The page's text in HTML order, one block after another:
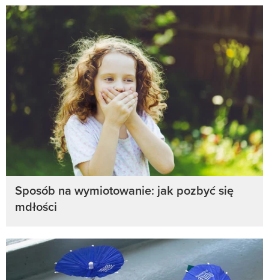
Sposób na wymiotowanie: jak pozbyć się
mdłości